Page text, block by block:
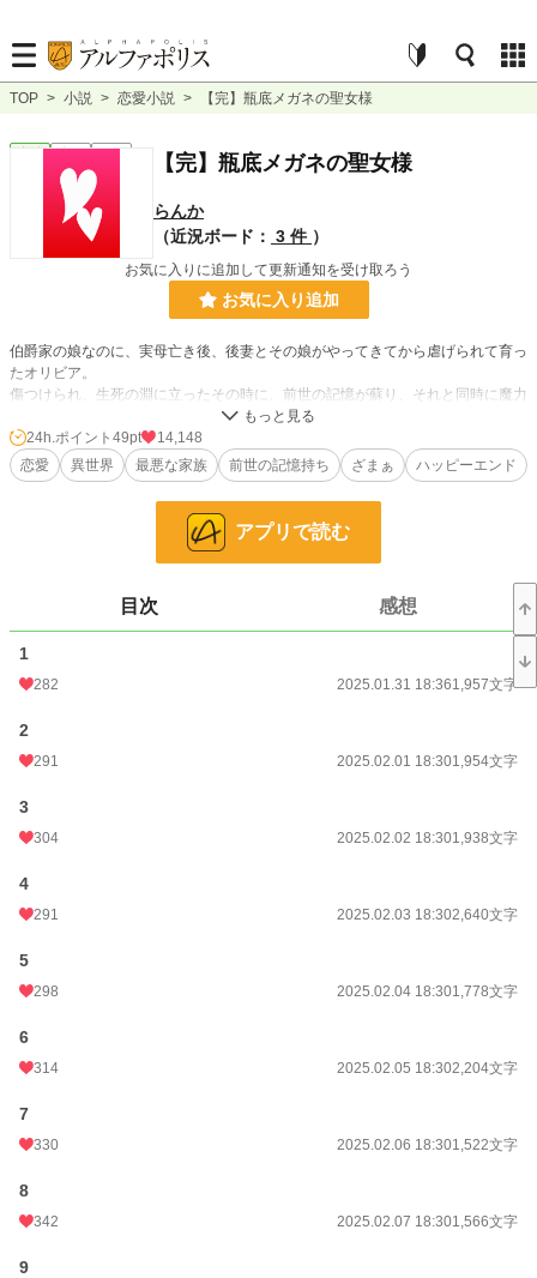
TOP > 小説 > 恋愛小説 > 【完】瓶底メガネの聖女様
完結 長編 【完】瓶底メガネの聖女様
らんか
（近況ボード： 3 件 ）
お気に入りに追加して更新通知を受け取ろう
お気に入り追加
伯爵家の娘なのに、実母亡き後、後妻とその娘がやってきてから虐げられて育っ
たオリビア。
傷つけられ、生死の淵に立ったその時に、前世の記憶が蘇り、それと同時に魔力
実家から事実上追い出された形で、家を出たオリビアは、偶然出会った人達の助
けを借りて、今まで奪われ続けた、自分の大切なもの取り戻そうと奮闘する。
そんな自分にいつも寄り添ってくれるのは……。
16,683 位 / 229,000 件
456
24h.ポイント
月間ポイント
年間ポイント
累計ポイント
24h.ポイント 49pt
14,148
恋愛
異世界 最悪な家族 前世の記憶持ち ざまぁ ハッピーエンド
アプリで読む
目次 感想
1
282 2025.01.31 18:361,957文字
2
291 2025.02.01 18:301,954文字
3
304 2025.02.02 18:301,938文字
4
291 2025.02.03 18:302,640文字
5
298 2025.02.04 18:301,778文字
6
314 2025.02.05 18:302,204文字
7
330 2025.02.06 18:301,522文字
8
342 2025.02.07 18:301,566文字
9